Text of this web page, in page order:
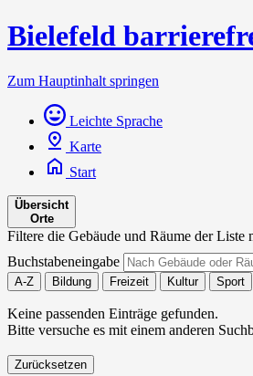
Bielefeld
Zum Hauptinhalt springen
Leichte Sprache
Karte
Start
Übersicht
Orte
Filtere die Gebäude und Räume der Liste
Buchstabeneingabe
A-Z Bildung Freizeit Kultur Sport
Keine passenden Einträge gefunden.
Bitte versuche es mit einem anderen
Zurücksetzen